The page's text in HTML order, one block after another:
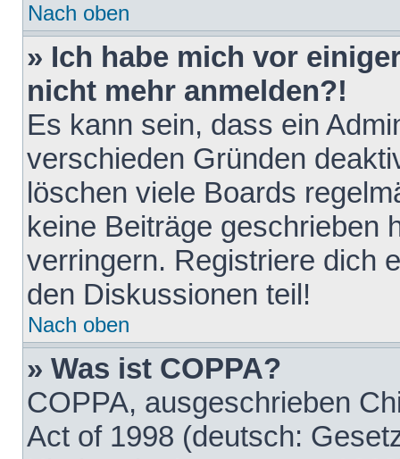
Nach oben
» Ich habe mich vor
nicht mehr anmelden?!
Es kann sein, dass ein
verschieden Gründen
löschen viele Boards
keine Beiträge geschrieben
verringern. Registriere dich
den Diskussionen teil!
Nach oben
» Was ist COPPA?
COPPA, ausgeschrieben
Act of 1998 (deutsch: